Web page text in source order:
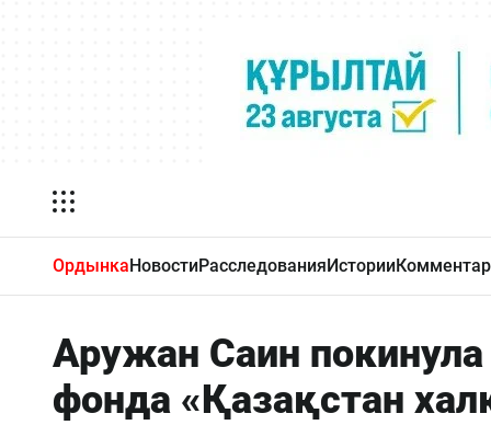
ОрдынкаНовостиРасследованияИстории
Аружан Саин
фонда «Қазақстан